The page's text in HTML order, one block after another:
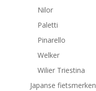
Nilor
Paletti
Pinarello
Welker
Wilier Triestina
Japanse fietsmerken